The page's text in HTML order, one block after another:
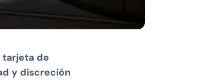
tarjeta de
y discreción